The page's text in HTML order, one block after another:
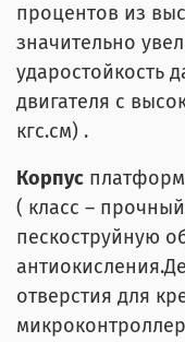
процентов из
значительно
ударостойкость
двигателя с
кгс.см) .
Корпус
( класс –
пескоструйную
отверстия для